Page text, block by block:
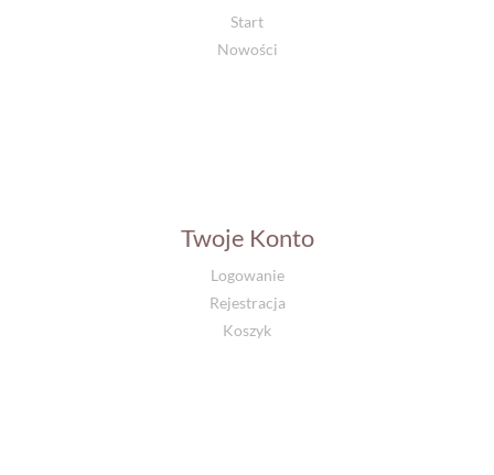
Start
Nowości
Twoje Konto
Logowanie
Rejestracja
Koszyk